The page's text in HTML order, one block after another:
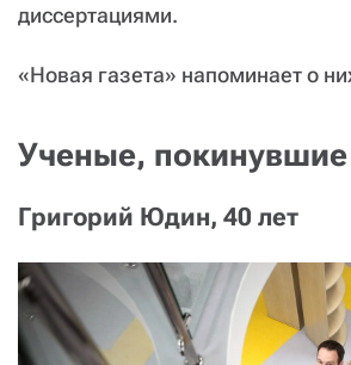
диссертациями.
«Новая газета» напоминает о
Ученые, покинувшие
Григорий Юдин, 40 лет